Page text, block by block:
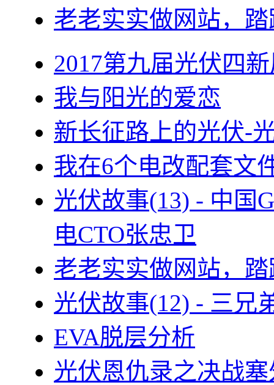
老老实实做网站，
2017第九届光伏四
我与阳光的爱恋
新长征路上的光伏-
我在6个电改配套文
光伏故事(13) - 中国
电CTO张忠卫
老老实实做网站，
光伏故事(12) - 三兄
EVA脱层分析
光伏恩仇录之决战